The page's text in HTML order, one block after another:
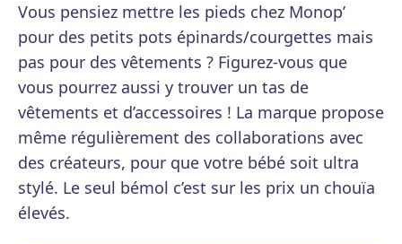
Vous pensiez mettre les pieds chez Monop’
pour des petits pots épinards/courgettes mais
pas pour des vêtements ? Figurez-vous que
vous pourrez aussi y trouver un tas de
vêtements et d’accessoires ! La marque propose
même régulièrement des collaborations avec
des créateurs, pour que votre bébé soit ultra
stylé. Le seul bémol c’est sur les prix un chouïa
élevés.